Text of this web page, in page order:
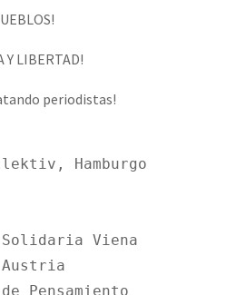
Y LIBERTAD!
periodistas!
Hamburgo
Viena
Pensamiento